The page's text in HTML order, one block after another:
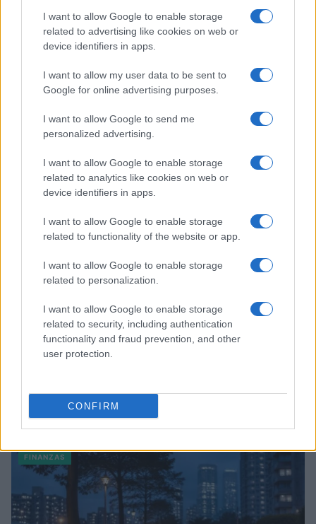
I want to allow Google to enable storage
related to advertising like cookies on web or
device identifiers in apps.
I want to allow my user data to be sent to
Google for online advertising purposes.
I want to allow Google to send me
personalized advertising.
I want to allow Google to enable storage
related to analytics like cookies on web or
device identifiers in apps.
I want to allow Google to enable storage
related to functionality of the website or app.
I want to allow Google to enable storage
related to personalization.
I want to allow Google to enable storage
related to security, including authentication
functionality and fraud prevention, and other
user protection.
CONFIRM
Consejo editorial
Sigue leyendo
FINANZAS